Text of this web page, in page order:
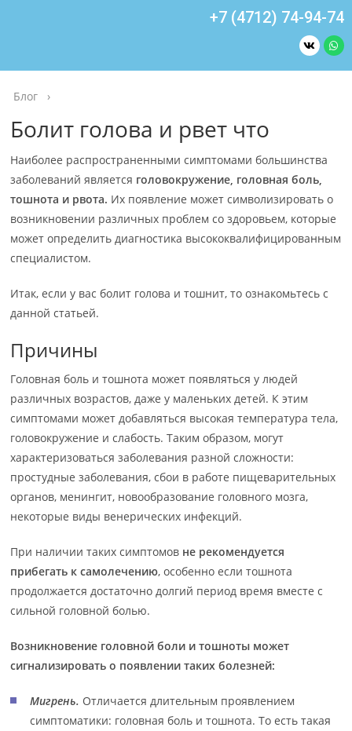
+7 (4712) 74-94-74
Блог ›
Болит голова и рвет что
Наиболее распространенными симптомами большинства
заболеваний является головокружение, головная боль,
тошнота и рвота. Их появление может символизировать о
возникновении различных проблем со здоровьем, которые
может определить диагностика высококвалифицированным
специалистом.
Итак, если у вас болит голова и тошнит, то ознакомьтесь с
данной статьей.
Причины
Головная боль и тошнота может появляться у людей
различных возрастов, даже у маленьких детей. К этим
симптомами может добавляться высокая температура тела,
головокружение и слабость. Таким образом, могут
характеризоваться заболевания разной сложности:
простудные заболевания, сбои в работе пищеварительных
органов, менингит, новообразование головного мозга,
некоторые виды венерических инфекций.
При наличии таких симптомов не рекомендуется
прибегать к самолечению, особенно если тошнота
продолжается достаточно долгий период время вместе с
сильной головной болью.
Возникновение головной боли и тошноты может
сигнализировать о появлении таких болезней:
Мигрень. Отличается длительным проявлением
симптоматики: головная боль и тошнота. То есть такая